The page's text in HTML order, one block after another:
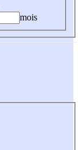
mois